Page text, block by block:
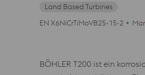
Land Based Turbines
EN X6NiCrTiMoVB25-15-2
BÖHLER T200 ist ein